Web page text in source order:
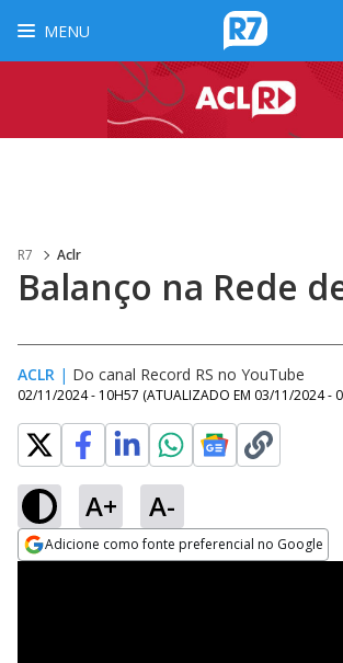
MENU
R7 Aclr
Balanço na Rede
ACLR | Do canal Record RS no YouTube
02/11/2024 - 10H57 (ATUALIZADO EM 03/11/2024 -
A+ A-
Adicione como fonte preferencial no Google